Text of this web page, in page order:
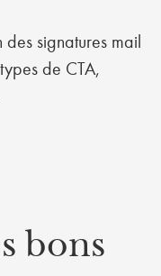
signatures mail
de CTA,
bons